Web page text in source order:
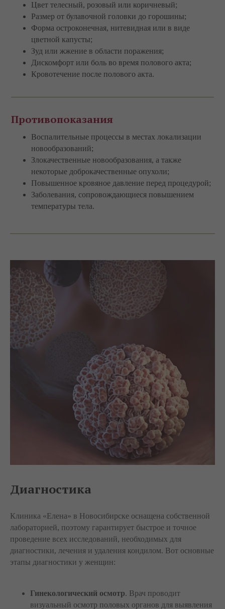
Цвет телесный, розовый или коричневый;
Размер от булавочной головки до горошины;
Форма остроконечная, нитевидная или в виде
цветной капусты;
Зуд или жжение в области поражения;
Дискомфорт или боль во время полового акта;
Кровотечение после полового акта.
Противопоказания
Воспалительные процессы в местах локализации
новообразований;
Злокачественные новообразования, а также
некоторые доброкачественные опухоли;
Повышенное кровяное давление перед процедурой;
Заболевания, сопровождающиеся повышением
температуры тела.
Диагностика
Клиника «Елена» в Новосибирске оснащена собственной
лабораторией, поэтому гарантирует быстрое и точное
проведение всех исследований, необходимых для
диагностики, лечения и удаления кондилом. Вот основные
этапы диагностики у женщин:
Гинекологический осмотр. Врач проводит
визуальный осмотр половых органов для выявления